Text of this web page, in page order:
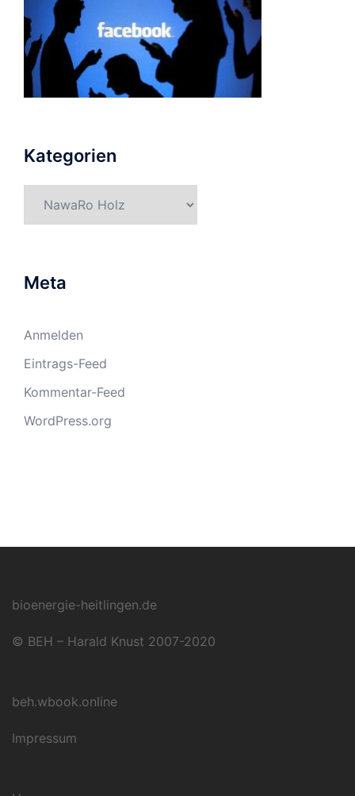
Kategorien
Meta
Anmelden
Eintrags-Feed
Kommentar-Feed
WordPress.org
bioenergie-heitlingen.de
© BEH – Harald Knust 2007-2020
beh.wbook.online
Impressum